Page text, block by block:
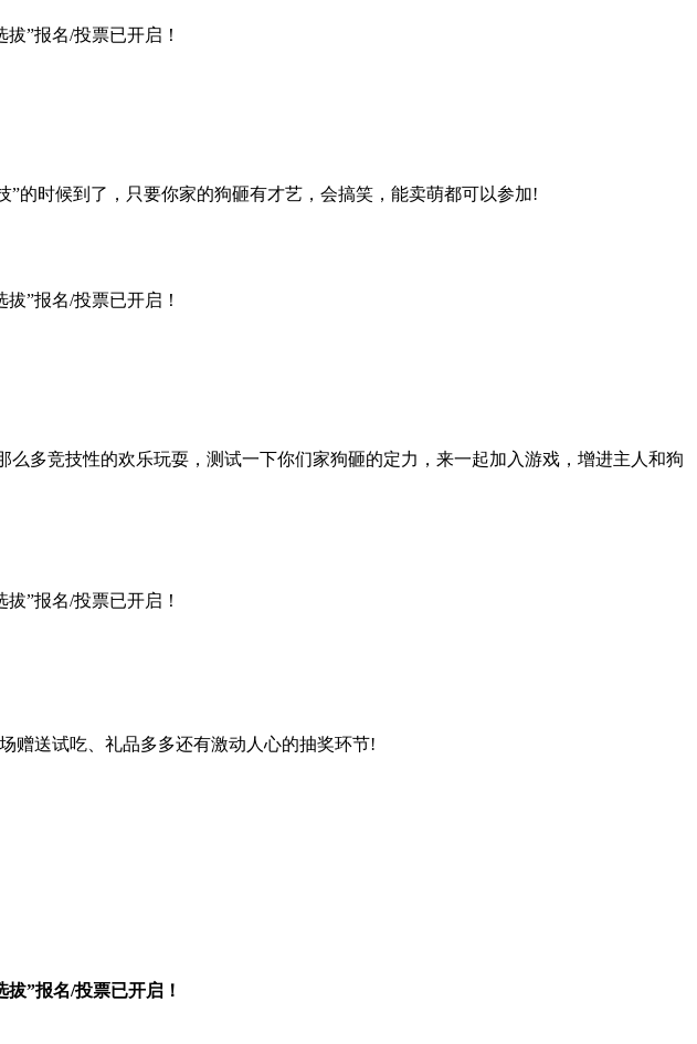
的时候到了，只要你家的狗砸有才艺，会搞笑，能卖萌都可以参加!
竞技性的欢乐玩耍，测试一下你们家狗砸的定力，来一起加入游戏，增进主人和狗
送试吃、礼品多多还有激动人心的抽奖环节!